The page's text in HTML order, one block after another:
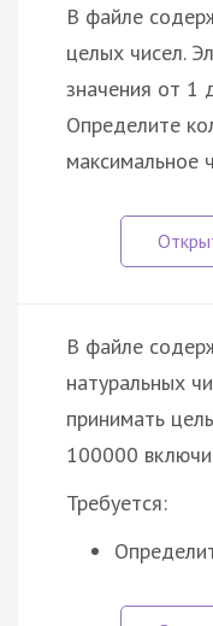
В файле
целых чисел.
значения от 1
Определите
максимальное
В файле
натуральных
принимать
100000
Требуется: